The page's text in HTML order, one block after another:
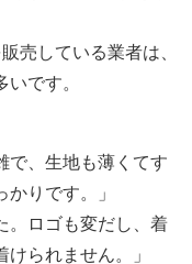
売している業者は、
です。
で、生地も薄くてす
りです。」
。ロゴも変だし、着
られません。」